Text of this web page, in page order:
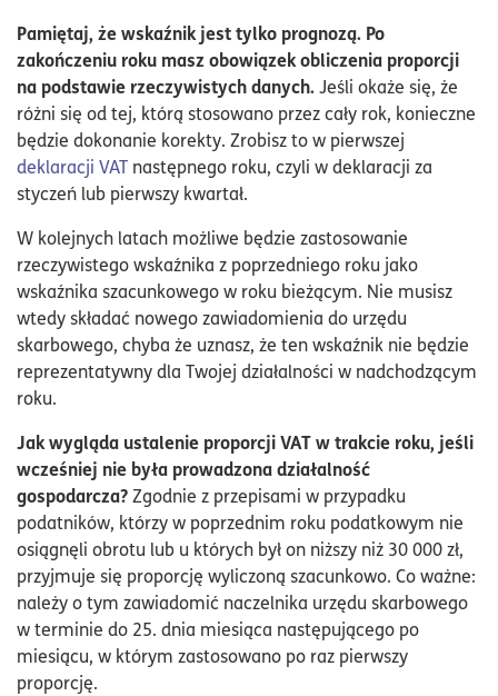
Pamiętaj, że wskaźnik jest tylko prognozą. Po
zakończeniu roku masz obowiązek obliczenia proporcji
na podstawie rzeczywistych danych.Jeśli okaże się, że
różni się od tej, którą stosowano przez cały rok, konieczne
będzie dokonanie korekty. Zrobisz to w pierwszej
deklaracji VAT następnego roku, czyli w deklaracji za
styczeń lub pierwszy kwartał.
W kolejnych latach możliwe będzie zastosowanie
rzeczywistego wskaźnika z poprzedniego roku jako
wskaźnika szacunkowego w roku bieżącym. Nie musisz
wtedy składać nowego zawiadomienia do urzędu
skarbowego, chyba że uznasz, że ten wskaźnik nie będzie
reprezentatywny dla Twojej działalności w nadchodzącym
roku.
Jak wygląda ustalenie proporcji VAT w trakcie roku, jeśli
wcześniej nie była prowadzona działalność
gospodarcza?Zgodnie z przepisami w przypadku
podatników, którzy w poprzednim roku podatkowym nie
osiągnęli obrotu lub u których był on niższy niż 30 000 zł,
przyjmuje się proporcję wyliczoną szacunkowo. Co ważne:
należy o tym zawiadomić naczelnika urzędu skarbowego
w terminie do 25. dnia miesiąca następującego po
miesiącu, w którym zastosowano po raz pierwszy
proporcję.